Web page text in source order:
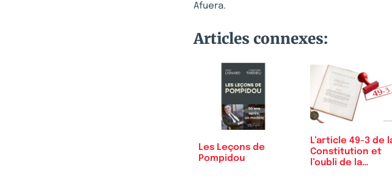
Afuera.
Articles connexes:
Les Leçons de
Pompidou
L’article 49-3 de
Constitution et
l’oubli de la…